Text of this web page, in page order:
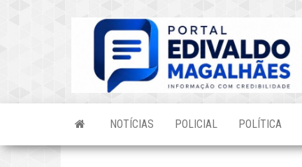
NOTÍCIAS POLICIAL POLÍTICA